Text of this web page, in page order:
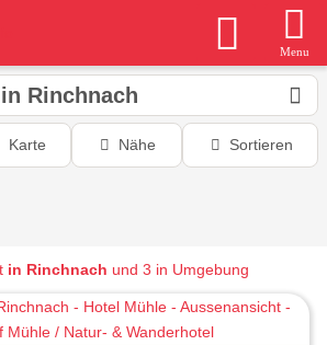
Menu
in Rinchnach
Karte Nähe Sortieren
in Rinchnach und 3 in Umgebung